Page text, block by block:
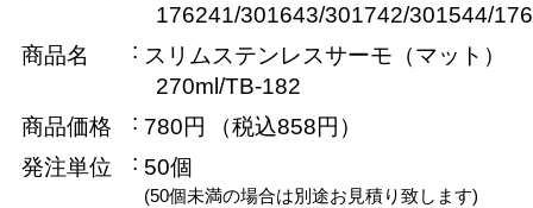
176241/301643/301742/301544/
商品名
スリムステンレスサーモ（マット）
270ml/TB-182
商品価格
780円
（税込858円）
発注単位
50個
(50個未満の場合は別途お見積り致します)